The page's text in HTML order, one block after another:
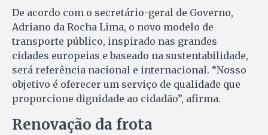
De acordo com o secretário-geral de Governo,
Adriano da Rocha Lima, o novo modelo de
transporte público, inspirado nas grandes
cidades europeias e baseado na sustentabilidade,
será referência nacional e internacional. “Nosso
objetivo é oferecer um serviço de qualidade que
proporcione dignidade ao cidadão”, afirma.
Renovação da frota